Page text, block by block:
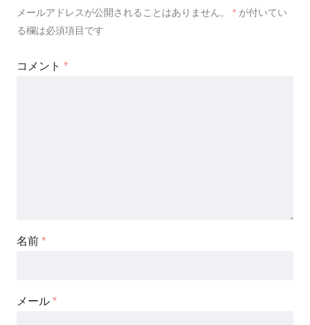
メールアドレスが公開されることはありません。 * が付いてい
る欄は必須項目です
コメント *
名前 *
メール *